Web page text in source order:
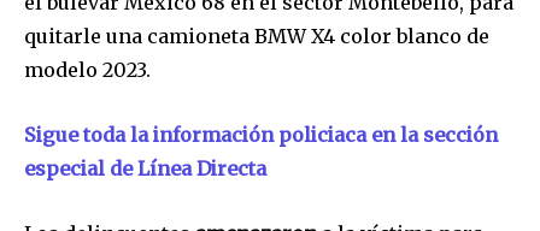
quitarle una camioneta BMW X4 color blanco de
modelo 2023.
Sigue toda la información policiaca en la sección
especial de Línea Directa